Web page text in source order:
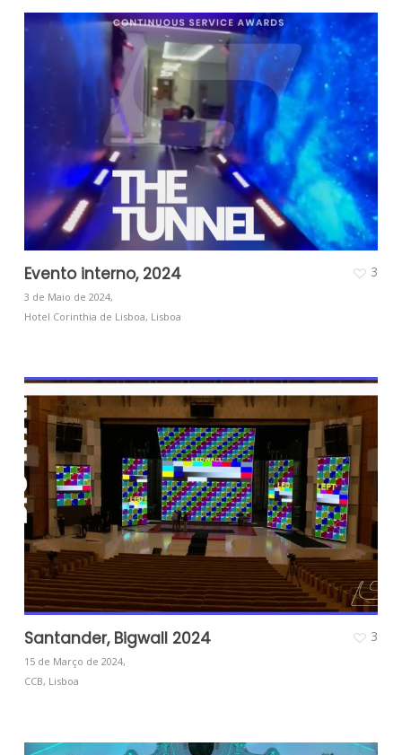
Evento interno, 2024
3 de Maio de 2024,
Hotel Corinthia de Lisboa, Lisboa
3
Santander, Bigwall 2024
15 de Março de 2024,
CCB, Lisboa
3